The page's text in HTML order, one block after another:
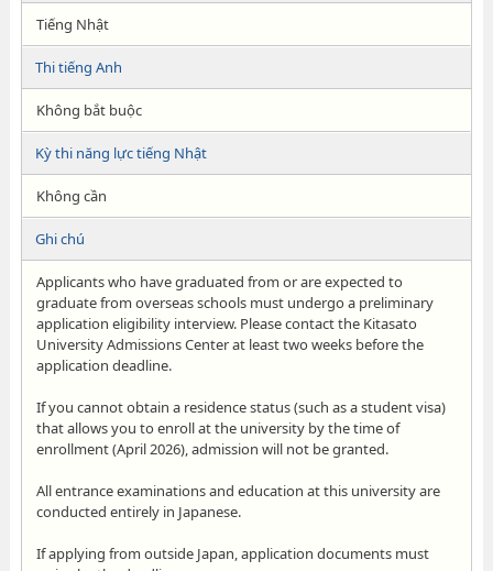
Tiếng Nhật
Thi tiếng Anh
Không bắt buộc
Kỳ thi năng lực tiếng Nhật
Không cần
Ghi chú
Applicants who have graduated from or are expected to
graduate from overseas schools must undergo a preliminary
application eligibility interview. Please contact the Kitasato
University Admissions Center at least two weeks before the
application deadline.
If you cannot obtain a residence status (such as a student visa)
that allows you to enroll at the university by the time of
enrollment (April 2026), admission will not be granted.
All entrance examinations and education at this university are
conducted entirely in Japanese.
If applying from outside Japan, application documents must